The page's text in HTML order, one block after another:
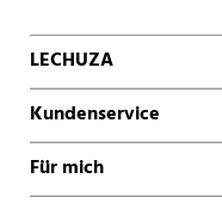
LECHUZA
Kundenservice
Für mich